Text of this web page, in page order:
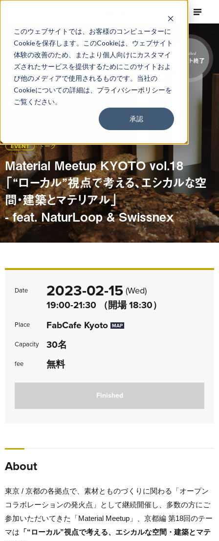
このウェブサイトでは、お客様のコンピューターに
Cookieを保存します。このCookieは、ウェブサイト
体験の改善のため、またより個人向けにカスタマイ
ズされたサービスを提供するためにこのサイトおよ
び他のメディアで使用されるものです。当社の
Cookieについての詳細は、 プライバシーポリシーを
ご覧ください。
承認
EVENT トーク
Material Meetup KYOTO vol.18
「“ローカル”視点で考える、エシカルな空
間・建築とマテリアル」
- feat. NaturLoop & Swissnex
Finished
イベント終了
Date 2023-02-15 (Wed)
19:00-21:30 （開場 18:30）
Place FabCafe Kyoto MAP
Capacity 30名
fee 無料
Finished
About
東京 / 京都の各拠点で、素材とものづくりに関わる「オープン
コラボレーションの発火点」として継続開催し、多数の方にご
参加いただいてきた「Material Meetup」、京都編 第18回のテー
マは 「“ローカル”視点で考える、エシカルな空間・建築とマテ